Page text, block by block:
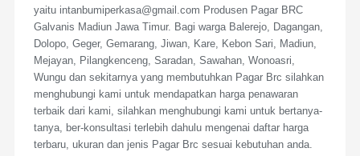
yaitu intanbumiperkasa@gmail.com Produsen Pagar BRC
Galvanis Madiun Jawa Timur. Bagi warga Balerejo, Dagangan,
Dolopo, Geger, Gemarang, Jiwan, Kare, Kebon Sari, Madiun,
Mejayan, Pilangkenceng, Saradan, Sawahan, Wonoasri,
Wungu dan sekitarnya yang membutuhkan Pagar Brc silahkan
menghubungi kami untuk mendapatkan harga penawaran
terbaik dari kami, silahkan menghubungi kami untuk bertanya-
tanya, ber-konsultasi terlebih dahulu mengenai daftar harga
terbaru, ukuran dan jenis Pagar Brc sesuai kebutuhan anda.